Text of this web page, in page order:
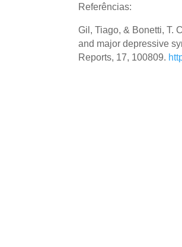
Referências:
Gil, Tiago, & Bonetti, T.
and major depressive
Reports, 17, 100809.